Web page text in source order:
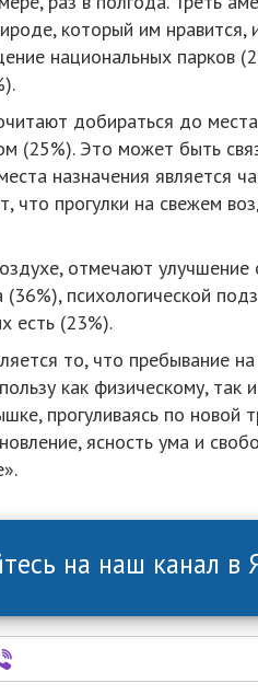
который им нравится,
национальных парков
добираться до
(25%). Это может быть
назначения является
что прогулки на свежем
отмечают улучшение
(36%), психологической
есть (23%).
то, что пребывание
как физическому, так
прогуливаясь по
ясность ума и
на наш канал в